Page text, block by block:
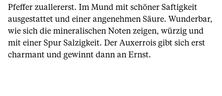
Pfeffer zuallererst. Im Mund mit schöner Saftigkeit
ausgestattet und einer angenehmen Säure. Wunderbar,
wie sich die mineralischen Noten zeigen, würzig und
mit einer Spur Salzigkeit. Der Auxerrois gibt sich erst
charmant und gewinnt dann an Ernst.